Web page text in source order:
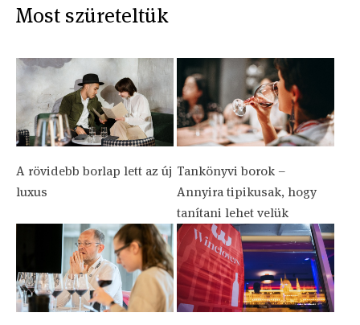
Most szüreteltük
A rövidebb borlap lett az új
luxus
Tankönyvi borok –
Annyira tipikusak, hogy
tanítani lehet velük